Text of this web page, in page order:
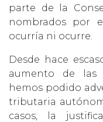
parte de la
nombrados por
ocurría ni ocurre.
Desde hace
aumento de las
hemos podido
tributaria
casos, la